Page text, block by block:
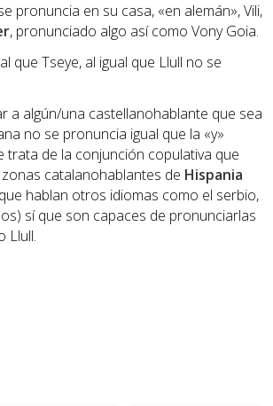
pronuncia en su casa, «en alemán», Vili,
, pronunciado algo así como Vony Goia.
que Tseye, al igual que Llull no se
a algún/una castellanohablante que sea
no se pronuncia igual que la «y»
de la conjunción copulativa que
catalanohablantes de Hispania
hablan otros idiomas como el serbio,
sí que son capaces de pronunciarlas
Llull.